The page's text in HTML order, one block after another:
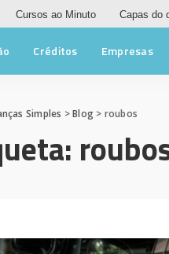
Cursos ao Minuto Capas do
Créditos Empresas
Simples >Blog > roubos